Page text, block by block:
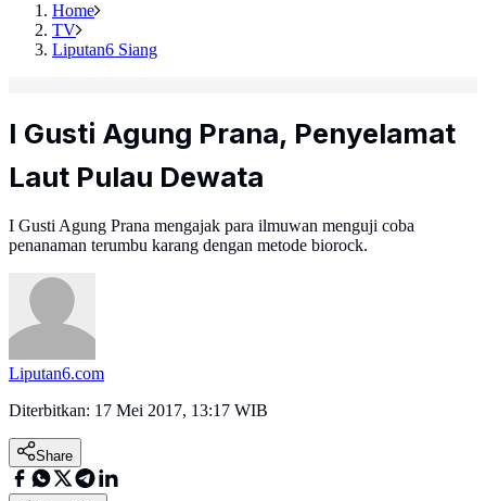
Home
TV
Liputan6 Siang
I Gusti Agung Prana, Penyelamat
Laut Pulau Dewata
I Gusti Agung Prana mengajak para ilmuwan menguji coba
penanaman terumbu karang dengan metode biorock.
Liputan6.com
Diterbitkan: 17 Mei 2017, 13:17 WIB
Share